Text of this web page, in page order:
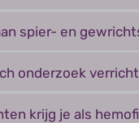
spier- en
onderzoek
krijg je als